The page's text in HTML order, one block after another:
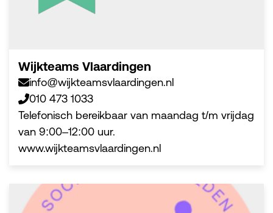
Wijkteams Vlaardingen
info@wijkteamsvlaardingen.nl
010 473 1033
Telefonisch bereikbaar van maandag t/m vrijdag
van 9:00–12:00 uur.
www.wijkteamsvlaardingen.nl